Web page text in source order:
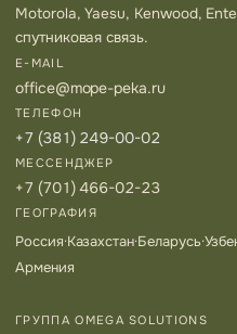
Motorola, Yaesu, Kenwood,
спутниковая связь.
E-MAIL
office@mope-peka.ru
ТЕЛЕФОН
+7 (381) 249-00-02
МЕССЕНДЖЕР
+7 (701) 466-02-23
ГЕОГРАФИЯ
Россия·Казахстан·Беларусь·
Армения
ГРУППА OMEGA SOLUTIONS